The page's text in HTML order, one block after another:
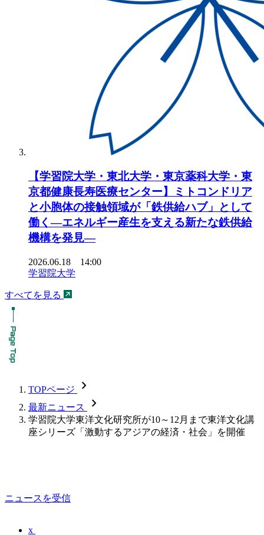
【学習院大学・東北大学・東京薬科大学・東
京都健康長寿医療センター】ミトコンドリア
と小胞体の接触領域が「鉄供給ハブ」として
働く―エネルギー産生を支える新たな鉄供給
機構を発見―
2026.06.18 14:00
学習院大学
すべてを見る
TOPページ chevron_forward
最新ニュース chevron_forward
学習院大学東洋文化研究所が10～12月まで東洋文化講
座シリーズ「激動するアジアの経済・社会」を開催
ニュースを受信
x